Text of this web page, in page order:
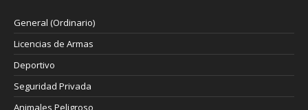
General (Ordinario)
Licencias de Armas
Deportivo
Seguridad Privada
Animales Peligroso